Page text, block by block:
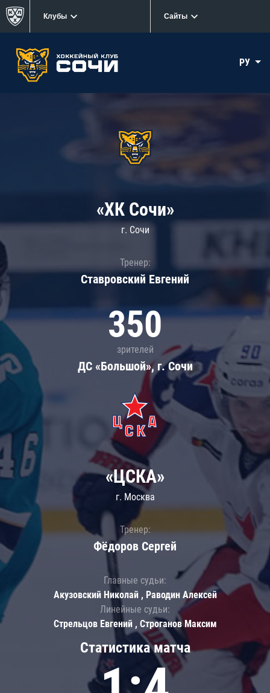
Клубы Сайты
РУ
«ХК Сочи»
г. Сочи
Тренер:
Ставровский Евгений
350
зрителей
ДС «Большой», г. Сочи
Статистика матча
«ЦСКА»
г. Москва
Тренер:
Фёдоров Сергей
Главные судьи:
Акузовский Николай , Раводин Алексей
Линейные судьи:
Стрельцов Евгений , Строганов Максим